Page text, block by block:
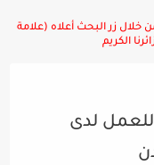
زر البحث أعلاه (علامة
الكريم
لدى